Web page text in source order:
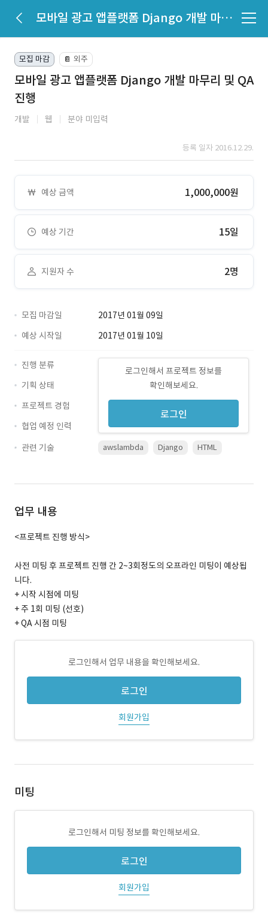
모바일 광고 앱플랫폼 Django 개발 마무리 및 QA 진행
모집 마감 📔 외주
모바일 광고 앱플랫폼 Django 개발 마무리 및 QA
진행
개발 웹 분야 미입력
등록 일자 2016.12.29.
예상 금액 1,000,000원
예상 기간 15일
지원자 수 2명
모집 마감일
2017년 01월 09일
예상 시작일
2017년 01월 10일
로그인해서 프로젝트 정보를
확인해보세요.
로그인
진행 분류
기획 상태
프로젝트 경험
협업 예정 인력
관련 기술
awslambda Django HTML
업무 내용
<프로젝트 진행 방식>
사전 미팅 후 프로젝트 진행 간 2~3회정도의 오프라인 미팅이 예상됩
니다.
+ 시작 시점에 미팅
+ 주 1회 미팅 (선호)
+ QA 시점 미팅
로그인해서 업무 내용을 확인해보세요.
로그인
회원가입
미팅
로그인해서 미팅 정보를 확인해보세요.
로그인
회원가입